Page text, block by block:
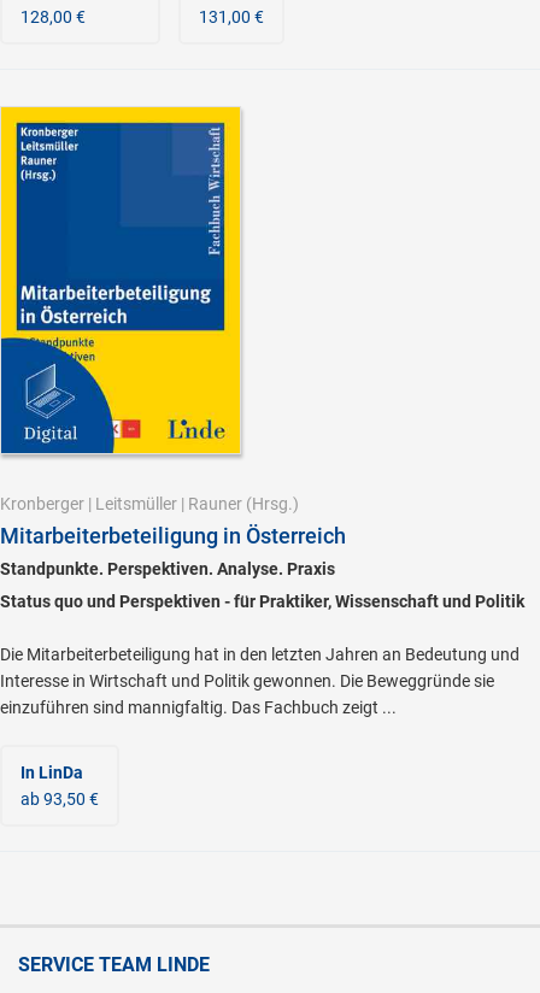
128,00 €
131,00 €
Kronberger | Leitsmüller | Rauner (Hrsg.)
Mitarbeiterbeteiligung in Österreich
Standpunkte. Perspektiven. Analyse. Praxis
Status quo und Perspektiven - für Praktiker, Wissenschaft und Politik
Die Mitarbeiterbeteiligung hat in den letzten Jahren an Bedeutung und
Interesse in Wirtschaft und Politik gewonnen. Die Beweggründe sie
einzuführen sind mannigfaltig. Das Fachbuch zeigt ...
In LinDa
ab 93,50 €
SERVICE TEAM LINDE